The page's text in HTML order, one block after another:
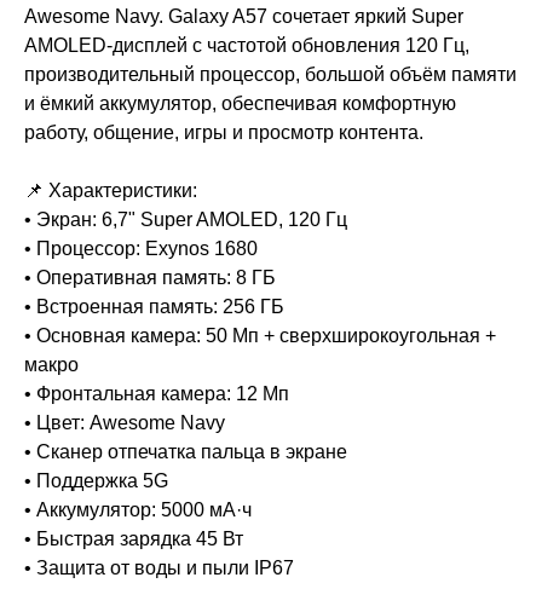
Awesome Navy. Galaxy A57 сочетает яркий Super
AMOLED-дисплей с частотой обновления 120 Гц,
производительный процессор, большой объём памяти
и ёмкий аккумулятор, обеспечивая комфортную
работу, общение, игры и просмотр контента.
📌 Характеристики:
• Экран: 6,7" Super AMOLED, 120 Гц
• Процессор: Exynos 1680
• Оперативная память: 8 ГБ
• Встроенная память: 256 ГБ
• Основная камера: 50 Мп + сверхширокоугольная +
макро
• Фронтальная камера: 12 Мп
• Цвет: Awesome Navy
• Сканер отпечатка пальца в экране
• Поддержка 5G
• Аккумулятор: 5000 мА·ч
• Быстрая зарядка 45 Вт
• Защита от воды и пыли IP67